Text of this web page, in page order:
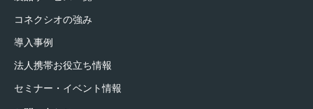
コネクシオの強み
導入事例
法人携帯お役立ち情報
セミナー・イベント情報